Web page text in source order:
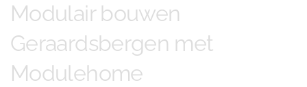
Modulair bouwen
Geraardsbergen met
Modulehome